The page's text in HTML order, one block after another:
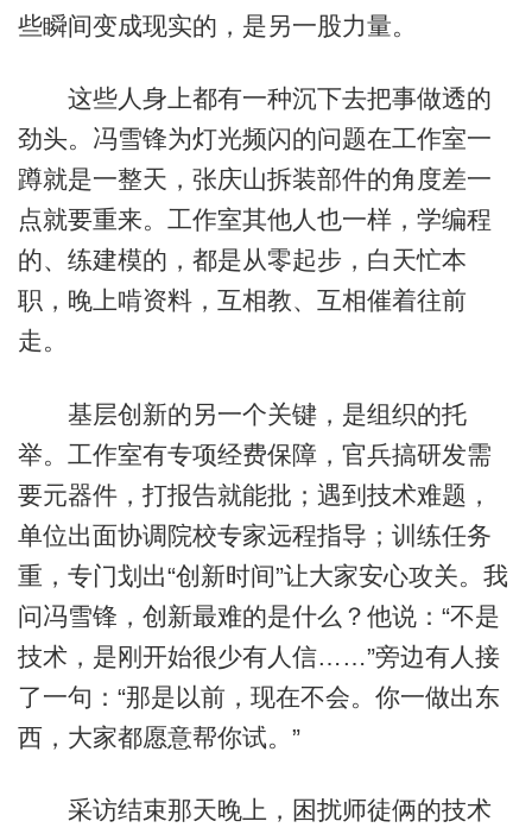
些瞬间变成现实的，是另一股力量。
这些人身上都有一种沉下去把事做透的
劲头。冯雪锋为灯光频闪的问题在工作室一
蹲就是一整天，张庆山拆装部件的角度差一
点就要重来。工作室其他人也一样，学编程
的、练建模的，都是从零起步，白天忙本
职，晚上啃资料，互相教、互相催着往前
走。
基层创新的另一个关键，是组织的托
举。工作室有专项经费保障，官兵搞研发需
要元器件，打报告就能批；遇到技术难题，
单位出面协调院校专家远程指导；训练任务
重，专门划出“创新时间”让大家安心攻关。我
问冯雪锋，创新最难的是什么？他说：“不是
技术，是刚开始很少有人信……”旁边有人接
了一句：“那是以前，现在不会。你一做出东
西，大家都愿意帮你试。”
采访结束那天晚上，困扰师徒俩的技术